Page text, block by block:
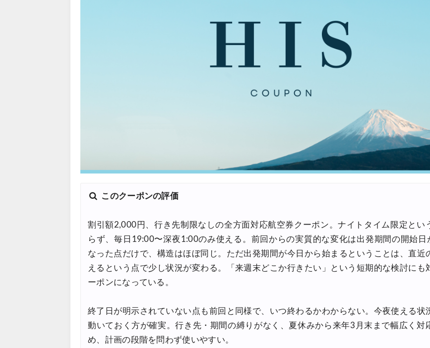
このクーポンの評価
割引額2,000円、行き先制限なしの全方面対応航空券クーポン。ナイトタイム限定とい
らず、毎日19:00〜深夜1:00のみ使える。前回からの実質的な変化は出発期間の開始日
なった点だけで、構造はほぼ同じ。ただ出発期間が今日から始まるということは、直近
えるという点で少し状況が変わる。「来週末どこか行きたい」という短期的な検討にも
ーポンになっている。
終了日が明示されていない点も前回と同様で、いつ終わるかわからない。今夜使える状
動いておく方が確実。行き先・期間の縛りがなく、夏休みから来年3月末まで幅広く対
め、計画の段階を問わず使いやすい。